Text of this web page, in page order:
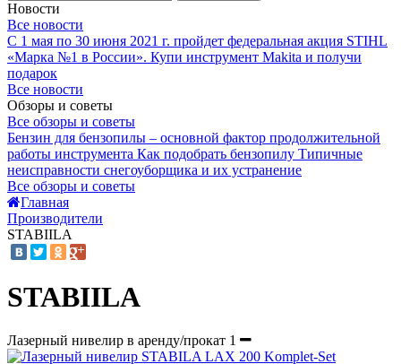
Новости
Все новости
С 1 мая по 30 июня 2021 г. пройдет федеральная акция STIHL
«Марка №1 в России». Купи инструмент Makita и получи
подарок
Все новости
Обзоры и советы
Все обзоры и советы
Бензин для бензопилы – основной фактор продолжительной
работы инструмента Как подобрать бензопилу Типичные
неисправности снегоуборщика и их устранение
Все обзоры и советы
Главная
Производители
STABIILA
STABIILA
Лазерный нивелир в аренду/прокат 1